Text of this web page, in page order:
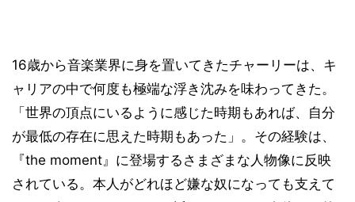
16歳から音楽業界に身を置いてきたチャーリーは、キ
ャリアの中で何度も極端な浮き沈みを味わってきた。
「世界の頂点にいるように感じた時期もあれば、自分
が最低の存在に思えた時期もあった」。その経験は、
『the moment』に登場するさまざまな人物像に反映
されている。本人がどれほど嫌な奴になっても支えて